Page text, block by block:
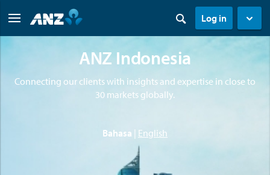
Log in
ANZ Indonesia
Connecting our clients with insights and expertise in close to
30 markets globally.
Bahasa | English